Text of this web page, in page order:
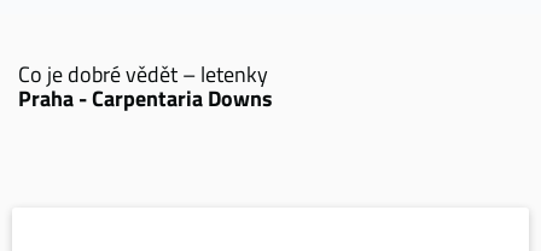
Co je dobré vědět – letenky
Praha - Carpentaria Downs